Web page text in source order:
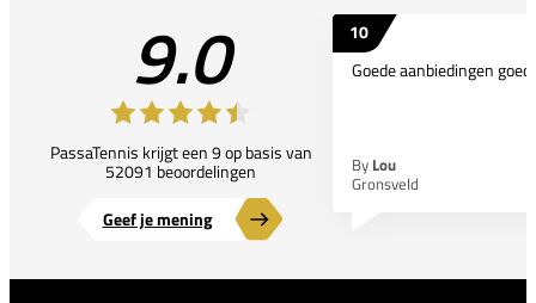
9.0
PassaTennis krijgt een 9 op basis van
52091 beoordelingen
Geef je mening
10
Goede aanbiedingen
By Lou
Gronsveld